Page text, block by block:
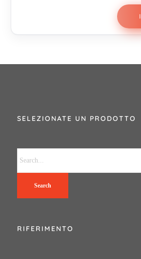
SELEZIONATE UN PRODOTTO
Search
RIFERIMENTO